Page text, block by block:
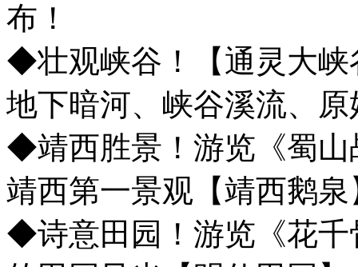
布！
◆壮观峡谷！【通灵大峡
地下暗河、峡谷溪流、
◆靖西胜景！游览《蜀山
靖西第一景观【靖西鹅泉
◆诗意田园！游览《花千